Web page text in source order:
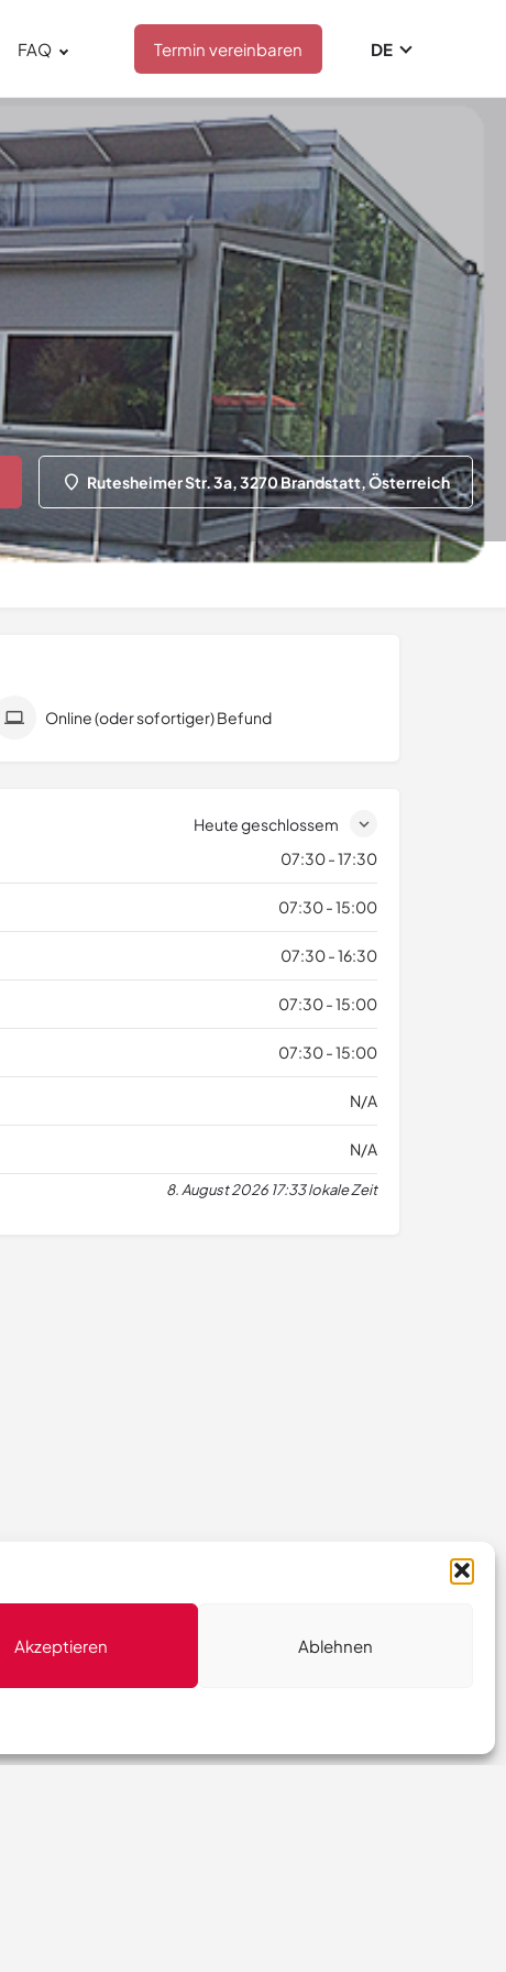
Akzeptieren Ablehnen
FAQ Termin vereinbaren DE
Rutesheimer Str. 3a, 3270 Brandstatt, Österreich
Online (oder sofortiger) Befund
Heute geschlossem
07:30 - 17:30
07:30 - 15:00
07:30 - 16:30
07:30 - 15:00
07:30 - 15:00
N/A
N/A
8. August 2026 17:33 lokale Zeit